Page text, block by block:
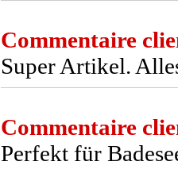
Commentaire
Super Artikel.
Commentaire
Perfekt für